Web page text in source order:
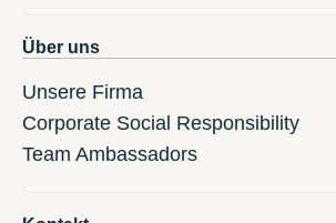
Über uns
Unsere Firma
Corporate Social Responsibility
Team Ambassadors